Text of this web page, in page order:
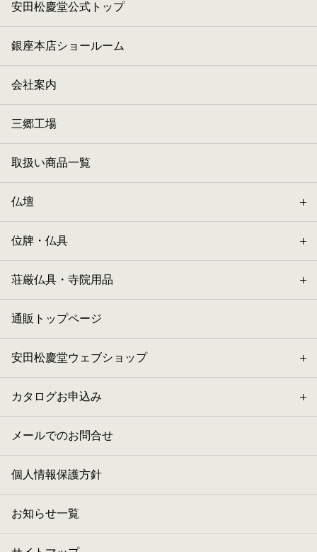
安田松慶堂公式トップ
銀座本店ショールーム
会社案内
三郷工場
取扱い商品一覧
仏壇
位牌・仏具
荘厳仏具・寺院用品
通販トップページ
安田松慶堂ウェブショップ
カタログお申込み
メールでのお問合せ
個人情報保護方針
お知らせ一覧